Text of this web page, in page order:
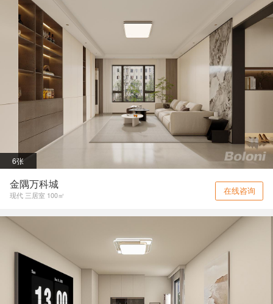
6张
金隅万科城
现代 三居室 100㎡ 在线咨询